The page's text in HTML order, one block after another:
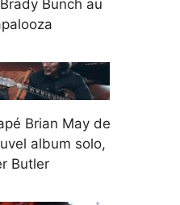
Bunch au
Brian May de
album solo,
Butler